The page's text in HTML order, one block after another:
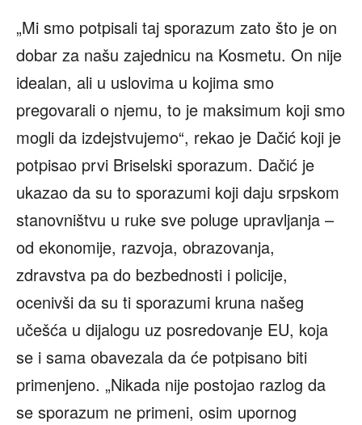
„Mi smo potpisali taj sporazum zato što je on
dobar za našu zajednicu na Kosmetu. On nije
idealan, ali u uslovima u kojima smo
pregovarali o njemu, to je maksimum koji smo
mogli da izdejstvujemo“, rekao je Dačić koji je
potpisao prvi Briselski sporazum. Dačić je
ukazao da su to sporazumi koji daju srpskom
stanovništvu u ruke sve poluge upravljanja –
od ekonomije, razvoja, obrazovanja,
zdravstva pa do bezbednosti i policije,
ocenivši da su ti sporazumi kruna našeg
učešća u dijalogu uz posredovanje EU, koja
se i sama obavezala da će potpisano biti
primenjeno. „Nikada nije postojao razlog da
se sporazum ne primeni, osim upornog